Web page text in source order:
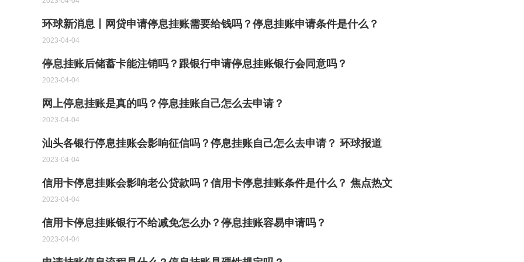
环球新消息丨网贷申请停息挂账需要给钱吗？停息挂账申请条件是什么？
2023-04-04
停息挂账后储蓄卡能注销吗？跟银行申请停息挂账银行会同意吗？
2023-04-04
网上停息挂账是真的吗？停息挂账自己怎么去申请？
2023-04-04
汕头各银行停息挂账会影响征信吗？停息挂账自己怎么去申请？ 环球报道
2023-04-04
信用卡停息挂账会影响老公贷款吗？信用卡停息挂账条件是什么？ 焦点热文
2023-04-04
信用卡停息挂账银行不给减免怎么办？停息挂账容易申请吗？
2023-04-04